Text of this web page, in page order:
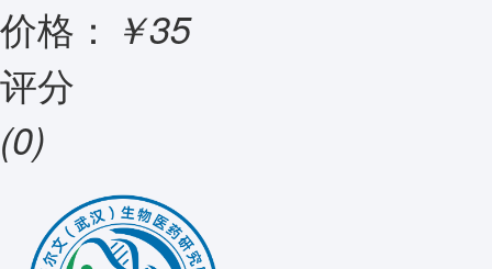
价格： ￥35
评分
(0)